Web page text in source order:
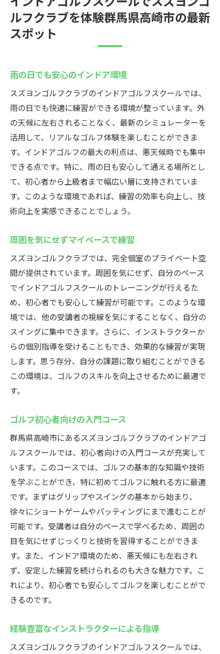
ルフクラブを体験群馬県高崎市の最新
スポット
雨の日でも安心のインドア環境
スズヨンゴルフクラブのインドアゴルフスクールでは、
雨の日でも快適に練習ができる環境が整っています。外
の天候に左右されることなく、最新のシミュレーターを
活用して、リアルなゴルフ体験を楽しむことができま
す。インドアゴルフの最大の利点は、悪天候時でも集中
できる点です。特に、雨の日も安心して通える場所とし
て、初心者から上級者まで幅広い層に支持されていま
す。このような環境であれば、練習の効率も向上し、技
術向上を実感できることでしょう。
周囲を気にせずマイペースで練習
スズヨンゴルフクラブでは、完全個室のプライベート空
間が提供されています。周囲を気にせず、自分のペース
でインドアゴルフスクールのトレーニングが行えるた
め、初心者でも安心して練習が可能です。このような環
境では、他の受講者の視線を気にすることなく、自分の
スイングに集中できます。さらに、インストラクターか
らの個別指導を受けることもでき、効果的な練習が実現
します。思う存分、自分の課題に取り組むことができる
この環境は、ゴルフのスキルを向上させるために最適で
す。
ゴルフ初心者向けの入門コース
群馬県高崎市にあるスズヨンゴルフクラブのインドアゴ
ルフスクールでは、初心者向けの入門コースが充実して
います。このコースでは、ゴルフの基本的な知識や技術
を学ぶことができ、特に初めてゴルフに触れる方に最適
です。まずはグリップやスイングの基本から始まり、
徐々にショートゲームやパッティングにまで進むことが
可能です。受講者は自分のペースで学べるため、周囲の
目を気にせずじっくりと技術を習得することができま
す。また、インドア環境のため、悪天候にも左右され
ず、安定した練習を続けられるのも大きな魅力です。こ
れにより、初心者でも安心してゴルフを楽しむことがで
きるのです。
経験豊富なインストラクターによる指導
スズヨンゴルフクラブのインドアゴルフスクールでは、